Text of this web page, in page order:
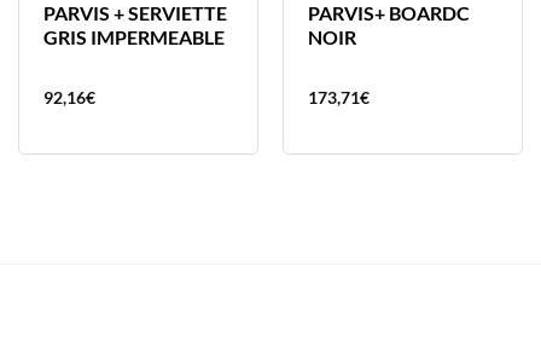
PARVIS + SERVIETTE
GRIS IMPERMEABLE
92,16€
PARVIS+ BOARDC
NOIR
173,71€